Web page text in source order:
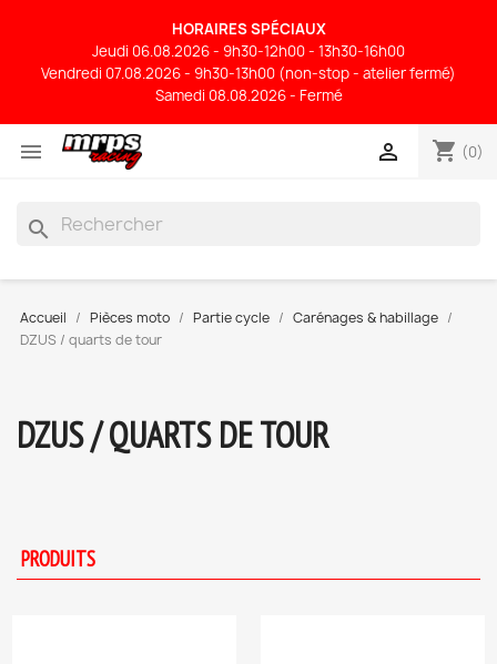
HORAIRES SPÉCIAUX
Jeudi 06.08.2026 - 9h30-12h00 - 13h30-16h00
Vendredi 07.08.2026 - 9h30-13h00 (non-stop - atelier fermé)
Samedi 08.08.2026 - Fermé
 shopping_cart (0)

search
Accueil Pièces moto Partie cycle
Carénages & habillage
DZUS / quarts de tour
DZUS / QUARTS DE TOUR
PRODUITS